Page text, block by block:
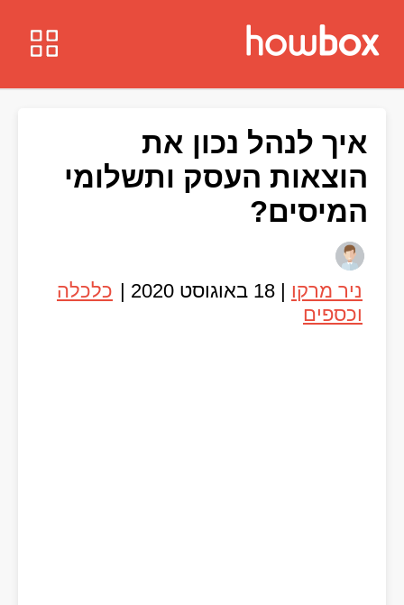
איך לנהל נכון את
הוצאות העסק ותשלומי
המיסים?
ניר מרקו | 18 באוגוסט 2020 | כלכלה
וכספים